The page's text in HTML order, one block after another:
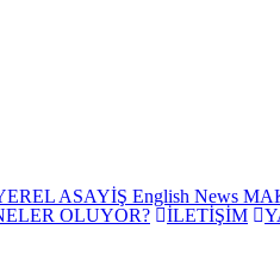
ASAYİŞ English News
OLUYOR? İLETİŞİM